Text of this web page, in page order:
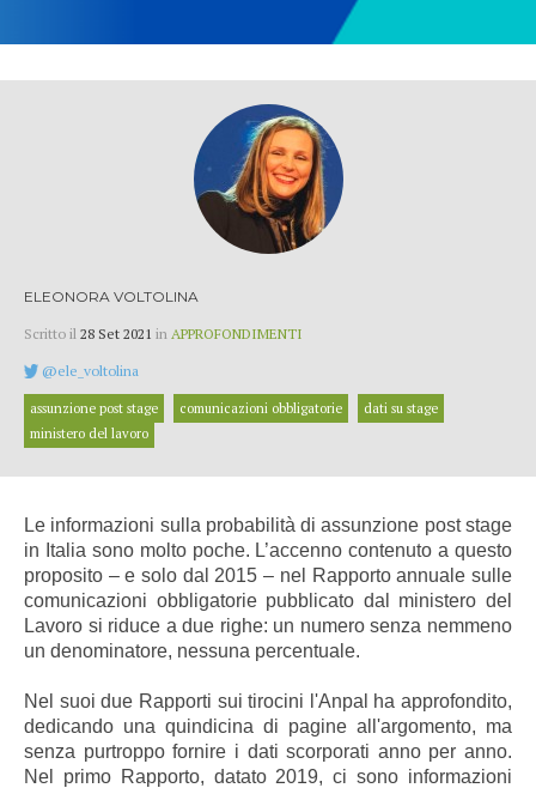
ELEONORA VOLTOLINA
Scritto il 28 Set 2021 in APPROFONDIMENTI
@ele_voltolina
assunzione post stage comunicazioni obbligatorie
dati su stage
ministero del lavoro
Le informazioni sulla probabilità di assunzione post stage
in Italia sono molto poche. L’accenno contenuto a questo
proposito – e solo dal 2015 – nel Rapporto annuale sulle
comunicazioni obbligatorie pubblicato dal ministero del
Lavoro si riduce a due righe: un numero senza nemmeno
un denominatore, nessuna percentuale.
Nel suoi due Rapporti sui tirocini l'Anpal ha approfondito,
dedicando una quindicina di pagine all'argomento, ma
senza purtroppo fornire i dati scorporati anno per anno.
Nel primo Rapporto, datato 2019, ci sono informazioni